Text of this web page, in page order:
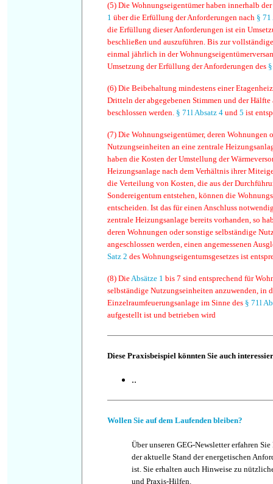
(5) Die Wohnungseigentümer haben innerhalb
1 über die Erfüllung der Anforderungen nach § 71
die Erfüllung dieser Anforderungen ist ein
beschließen und auszuführen. Bis zur
einmal jährlich in der
Umsetzung der Erfüllung der Anforderungen des
(6) Die Beibehaltung mindestens einer
Dritteln der abgegebenen Stimmen und der
beschlossen werden. § 71l Absatz 4 und 5 ist
(7) Die Wohnungseigentümer, deren Wohnungen
Nutzungseinheiten an eine zentrale
haben die Kosten der Umstellung der
Heizungsanlage nach dem Verhältnis ihrer
die Verteilung von Kosten, die aus der
Sondereigentum entstehen, können die
entscheiden. Ist das für einen Anschluss
zentrale Heizungsanlage bereits vorhanden, so
deren Wohnungen oder sonstige selbständige
angeschlossen werden, einen angemessenen
Satz 2 des Wohnungseigentumsgesetzes ist
(8) DieAbsätze 1 bis 7 sind entsprechend für
selbständige Nutzungseinheiten anzuwenden, in
Einzelraumfeuerungsanlage im Sinne des § 71l
aufgestellt ist und betrieben wird
Diese Praxisbeispiel könnten Sie auch
..
Wollen Sie auf dem Laufenden bleiben?
Über unseren GEG-Newsletter erfahren
der aktuelle Stand der energetischen
ist. Sie erhalten auch Hinweise zu
und Praxis-Hilfen.